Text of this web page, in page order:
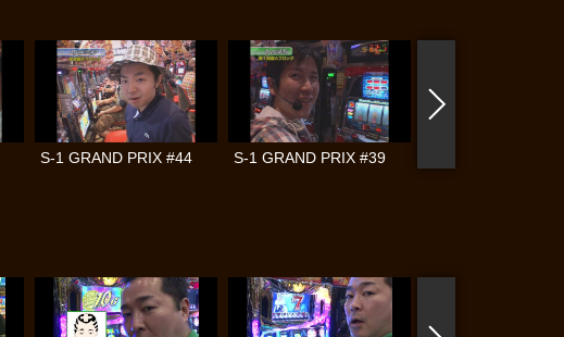
S-1 GRAND PRIX #44 S-1 GRAND PRIX #39